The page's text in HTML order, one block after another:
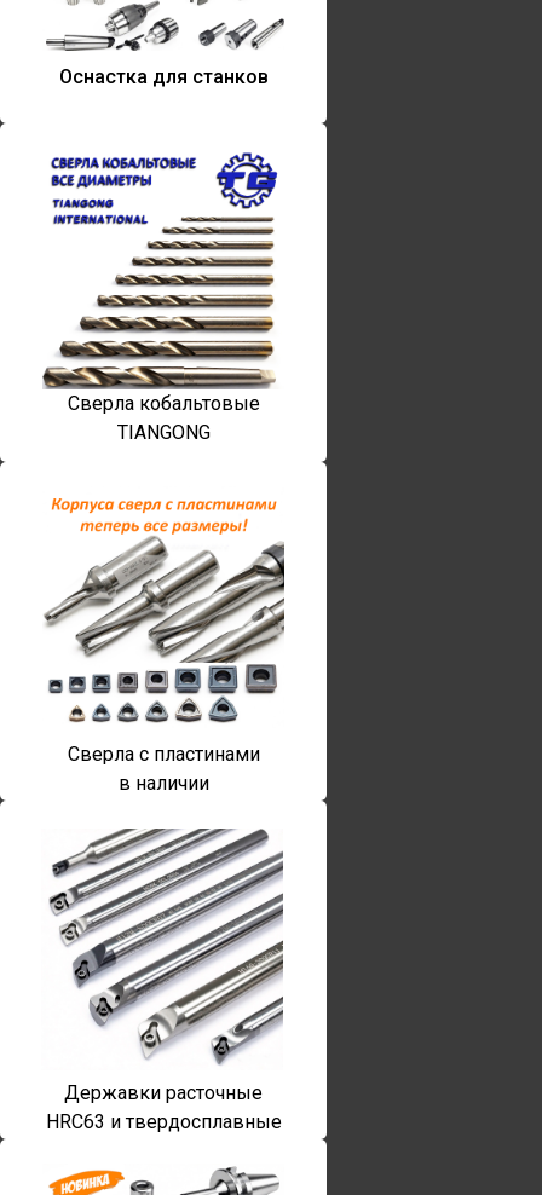
Оснастка для станков
Сверла кобальтовые
TIANGONG
Сверла с пластинами
в наличии
Державки расточные
HRC63 и твердосплавные